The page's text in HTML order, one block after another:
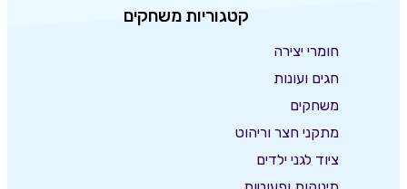
קטגוריות משחקים
חומרי יצירה
חגים ועונות
משחקים
מתקני חצר וריהוט
ציוד לגני ילדים